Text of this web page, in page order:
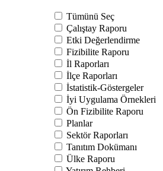
Tümünü Seç
Çalıştay Raporu
Etki Değerlendirme
Fizibilite Raporu
İl Raporları
İlçe Raporları
İstatistik-Göstergeler
İyi Uygulama Örnekleri
Ön Fizibilite Raporu
Planlar
Sektör Raporları
Tanıtım Dokümanı
Ülke Raporu